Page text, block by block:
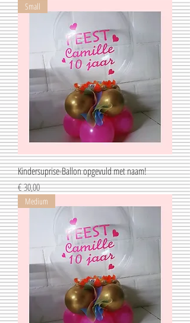
Small
Kindersuprise-Ballon opgevuld met naam!
Prijs
€ 30,00
Medium